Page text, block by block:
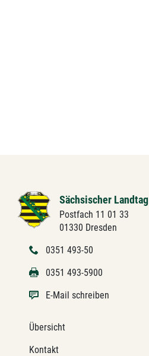
Sächsischer Landtag
Postfach 11 01 33
01330 Dresden
0351 493-50
0351 493-5900
E-Mail schreiben
Übersicht
Kontakt